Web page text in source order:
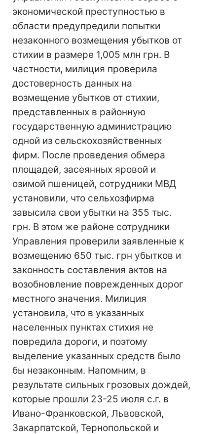
экономической преступностью в
области предупредили попытки
незаконного возмещения убытков от
стихии в размере 1,005 млн грн. В
частности, милиция проверила
достоверность данных на
возмещение убытков от стихии,
представленных в районную
государственную администрацию
одной из сельскохозяйственных
фирм. После проведения обмера
площадей, засеянных яровой и
озимой пшеницей, сотрудники МВД
установили, что сельхозфирма
завысила свои убытки на 355 тыс.
грн. В этом же районе сотрудники
Управления проверили заявленные к
возмещению 650 тыс. грн убытков и
законность составления актов на
возобновление поврежденных дорог
местного значения. Милиция
установила, что в указанных
населенных пунктах стихия не
повредила дороги, и поэтому
выделение указанных средств было
бы незаконным. Напомним, в
результате сильных грозовых дождей,
которые прошли 23-25 июля с.г. в
Ивано-Франковской, Львовской,
Закарпатской, Тернопольской и